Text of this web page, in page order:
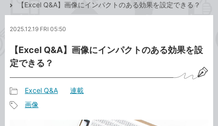
ネ
ト
【Excel Q&A】画像にインパクトのある効果を設定できる？
2025.12.19 FRI 05:50
【Excel Q&A】画像にインパクトのある効果を設
定できる？
事
Excel Q&A 連載
画像